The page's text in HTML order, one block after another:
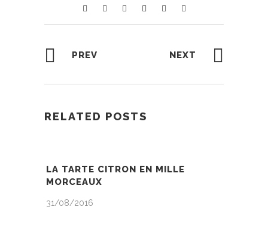
PREV NEXT
RELATED POSTS
LA TARTE CITRON EN MILLE
MORCEAUX
31/08/2016